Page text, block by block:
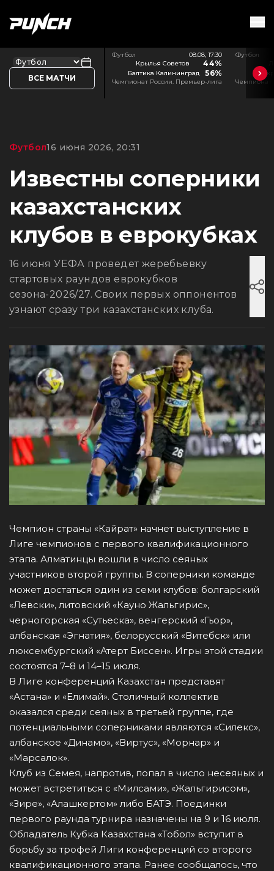
ВСЕ МАТЧИ
Футбол
08.08, 17:30
Крылья Советов
44%
Балтика Калининград 56%
Чемпионат России. Премьер-лига
Футбол
Чемпионат
Футбол16 июня 2026, 20:31
Известны соперники
казахстанских
клубов в еврокубках
16 июня УЕФА проведет жеребьевку
стартовых раундов еврокубков
сезона-2026/27. Своих первых оппонентов
узнают сразу три казахстанских клуба.
Чемпион страны «Кайрат» начнет выступление в
Лиге чемпионов с первого квалификационного
этапа. Алматинцы вошли в число сеяных
участников второй группы. В соперники команде
может достаться один из семи клубов: болгарский
«Левски», литовский «Кауно Жальгирис»,
черногорская «Сутьеска», венгерский «Гьор»,
албанская «Эгнатия», белорусский «Витебск» или
люксембургский «Атерт Биссен». Игры этой стадии
состоятся 7–8 и 14–15 июля.
В Лиге конференций Казахстан представят
«Астана» и «Елимай». Столичный коллектив
оказался среди сеяных в третьей группе, где
потенциальными соперниками являются «Силекс»,
албанское «Динамо», «Виртус», «Морнар» и
«Марсалок».
Клуб из Семея, напротив, попал в число несеяных и
может встретиться с «Милсами», «Жальгирисом»,
«Зире», «Алашкертом» либо БАТЭ. Поединки
первого раунда турнира назначены на 9 и 16 июля.
Обладатель Кубка Казахстана «Тобол» вступит в
борьбу за трофей Лиги конференций со второго
квалификационного этапа. Ранее сообщалось, что